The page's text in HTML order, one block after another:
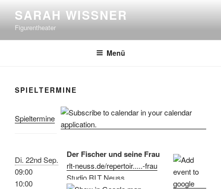
Inhalt
springen
SARAH WISSNER
Figurentheater
Menü
SPIELTERMINE
Spieltermine
Di. 22nd Sep.
09:00
10:00
Der Fischer und seine Frau
rlt-neuss.de/repertoir.....-frau
Studio RLT Neuss